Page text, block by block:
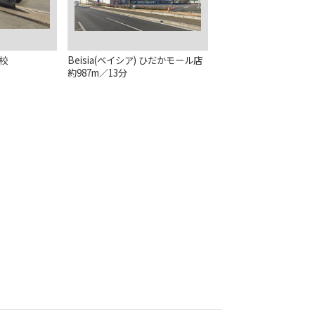
Beisia(ベイシア) ひだかモール店
約987m／13分